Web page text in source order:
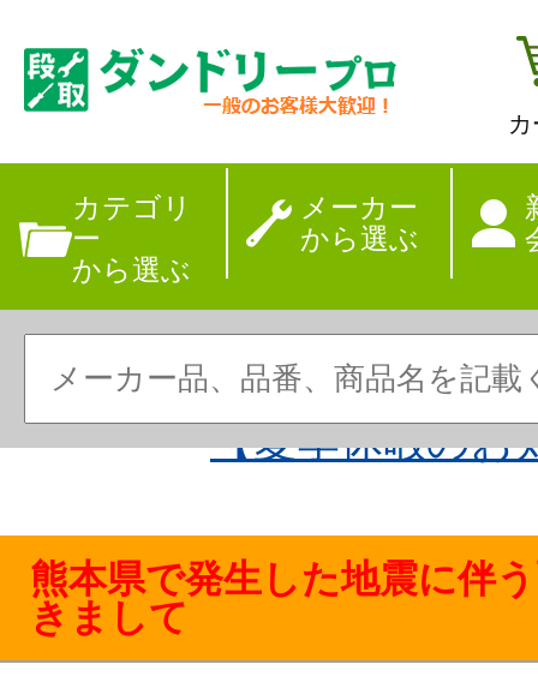
カテゴリ
ー
から選ぶ
メーカー
から選ぶ
【夏季休暇のお
熊本県で発生した地震に伴
きまして